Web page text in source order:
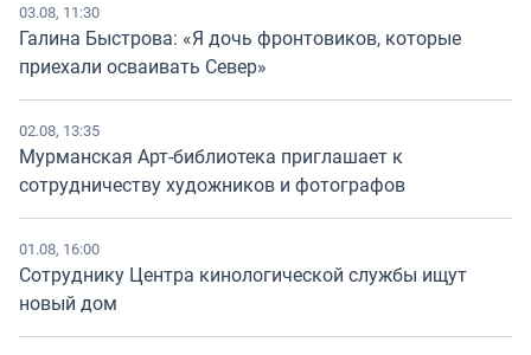
03.08, 11:30
Галина Быстрова: «Я дочь фронтовиков, которые
приехали осваивать Север»
02.08, 13:35
Мурманская Арт-библиотека приглашает к
сотрудничеству художников и фотографов
01.08, 16:00
Сотруднику Центра кинологической службы ищут
новый дом